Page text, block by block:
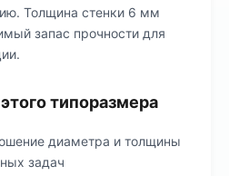
Толщина стенки 6 мм
запас прочности для
типоразмера
диаметра и толщины
задач